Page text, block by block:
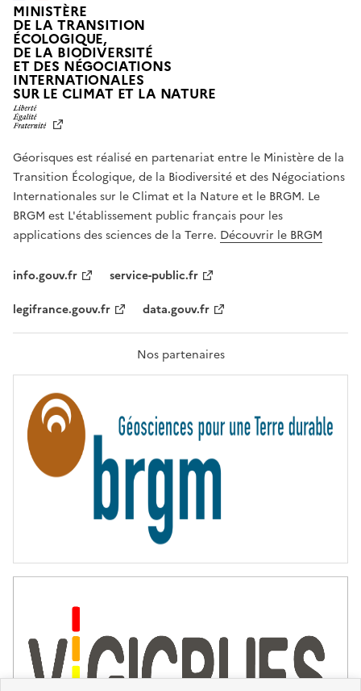
MINISTÈRE
DE LA TRANSITION
ÉCOLOGIQUE,
DE LA BIODIVERSITÉ
ET DES NÉGOCIATIONS
INTERNATIONALES
SUR LE CLIMAT ET LA NATUREL
T
É
,
É
G
A
L
F
A
T
R
T
É
Géorisques est réalisé en partenariat entre le Ministère de la
Transition Écologique, de la Biodiversité et des Négociations
Internationales sur le Climat et la Nature et le BRGM. Le
BRGM est L'établissement public français pour les
applications des sciences de la Terre. Découvrir le BRGM
info.gouv.fr
service-public.fr
legifrance.gouv.fr
data.gouv.fr
Nos partenaires